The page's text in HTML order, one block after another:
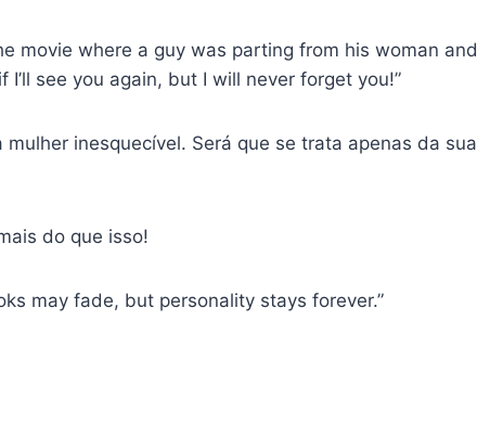
movie where a guy was parting from his woman and
I’ll see you again, but I will never forget you!”
inesquecível. Será que se trata apenas da sua
do que isso!
may fade, but personality stays forever.”